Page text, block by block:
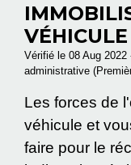
VÉHICULE
Vérifié le 08 Aug
administrative
Les forces de
véhicule et
faire pour le